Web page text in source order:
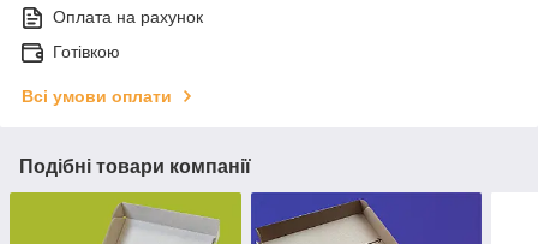
Оплата на рахунок
Готівкою
Всі умови оплати
Подібні товари компанії